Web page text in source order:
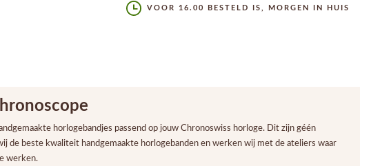
VOOR 16.00 BESTELD IS, MORGEN IN HUIS
horlogebandjes passend op jouw Chronoswiss horloge. Dit zijn géén
de beste kwaliteit handgemaakte horlogebanden en werken wij met de ateliers waar
werken.